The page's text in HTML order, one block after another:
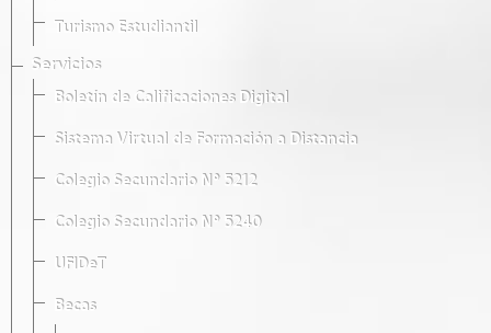
Turismo Estudiantil
Servicios
Boletín de Calificaciones Digital
Sistema Virtual de Formación a Distancia
Colegio Secundario Nº 5212
Colegio Secundario Nº 5240
UFIDeT
Becas